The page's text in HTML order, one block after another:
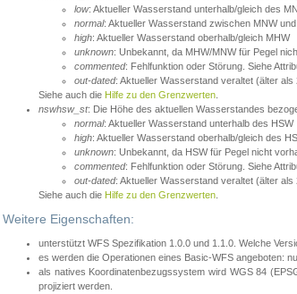
low: Aktueller Wasserstand unterhalb/gleich des
normal: Aktueller Wasserstand zwischen MNW
high: Aktueller Wasserstand oberhalb/gleich MHW
unknown: Unbekannt, da MHW/MNW für Pegel
commented: Fehlfunktion oder Störung. Siehe
out-dated: Aktueller Wasserstand veraltet (älter als
Siehe auch die Hilfe zu den Grenzwerten
nswhsw_st: Die Höhe des aktuellen Wasserstandes
normal: Aktueller Wasserstand unterhalb des HSW
high: Aktueller Wasserstand oberhalb/gleich des
unknown: Unbekannt, da HSW für Pegel nicht
commented: Fehlfunktion oder Störung. Siehe
out-dated: Aktueller Wasserstand veraltet (älter als
Siehe auch die Hilfe zu den Grenzwerten
Weitere Eigenschaften:
unterstützt WFS Spezifikation 1.0.0 und 1.1.0. Welche
es werden die Operationen eines Basic-WFS angeboten:
als natives Koordinatenbezugssystem wird WGS 84
projiziert werden.